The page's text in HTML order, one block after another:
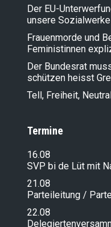
Der EU-
unsere
Frauenmorde und
Feministinnen
Der Bundesrat
schützen heisst
Tell, Freiheit,
Termine
16.08
SVP bi de Lüt mit
21.08
Parteileitung /
22.08